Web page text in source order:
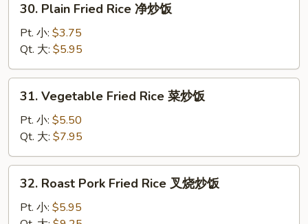
Plain
Fried
Rice
净
炒
30. Plain Fried Rice 净炒饭
Pt. 小: $3.75
Qt. 大: $5.95
Vegetable
Fried
Rice
菜
炒
31. Vegetable Fried Rice 菜炒饭
Pt. 小: $5.50
Qt. 大: $7.95
Roast
Pork
32. Roast Pork Fried Rice 叉烧炒饭
Pt. 小: $5.95